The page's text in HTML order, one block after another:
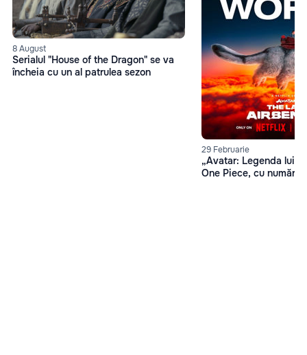
8 August
Serialul "House of the Dragon" se va
încheia cu un al patrulea sezon
29 Februarie
„Avatar: Legenda lui
One Piece, cu număr